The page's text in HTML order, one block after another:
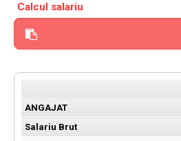
Calcul salariu
ANGAJAT
Salariu Brut